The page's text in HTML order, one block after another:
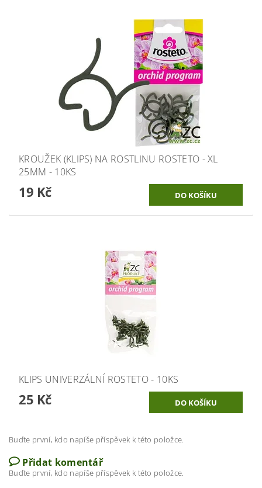
KROUŽEK (KLIPS) NA ROSTLINU ROSTETO - XL
25MM - 10KS
19 Kč
KLIPS UNIVERZÁLNÍ ROSTETO - 10KS
25 Kč
Buďte první, kdo napíše příspěvek k této položce.
Přidat komentář
Buďte první, kdo napíše příspěvek k této položce.